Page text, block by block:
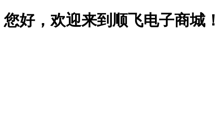
您好，欢迎来到顺飞电子商城